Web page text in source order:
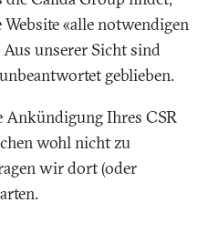
«alle notwendigen
unserer Sicht sind
geblieben.
Ankündigung Ihres CSR
wohl nicht zu
wir dort (oder